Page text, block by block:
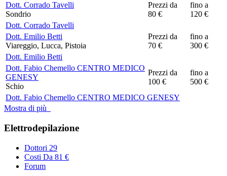
Dott. Corrado Tavelli
Sondrio
Prezzi da
80 €
fino a
120 €
Dott. Corrado Tavelli
Dott. Emilio Betti
Viareggio, Lucca, Pistoia
Prezzi da
70 €
fino a
300 €
Dott. Emilio Betti
Dott. Fabio Chemello CENTRO MEDICO
GENESY
Schio
Prezzi da
100 €
fino a
500 €
Dott. Fabio Chemello CENTRO MEDICO GENESY
Mostra di più
Elettrodepilazione
Dottori 29
Costi Da 81 €
Forum